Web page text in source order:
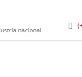
nacional
y Componentes